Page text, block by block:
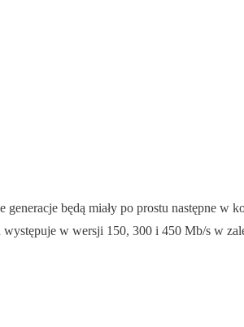
będą miały po prostu następne
występuje w wersji 150, 300 i 450 Mb/s w